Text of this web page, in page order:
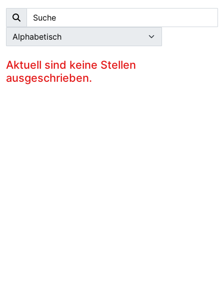
Aktuell sind keine Stellen
ausgeschrieben.